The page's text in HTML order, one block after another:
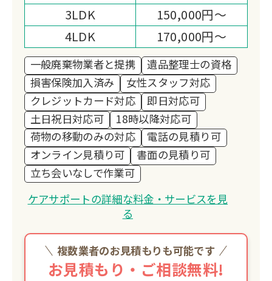
また、貴金属や骨董品の買取・回収で
は、お預かりしたお品を次の価値へと生
かすとともに、その一部を ユニセフ募
金 として寄付する活動を続けておりま
す。
お客様の想いが、やがて子どもたちの未
来を支える力となる。
そんな「つながり」を生み出せること
が、私たちの誇りです。
私たちが目指しているのは、「困ったと
きに一番に思い出していただける存
と温かさを忘れず、これからも地域の皆
さまと共に歩んでまいります。
3LDK
150,000円～
4LDK
170,000円～
一般廃棄物業者と提携
遺品整理士の資格
損害保険加入済み
女性スタッフ対応
クレジットカード対応
即日対応可
土日祝日対応可
18時以降対応可
荷物の移動のみの対応
電話の見積り可
オンライン見積り可
書面の見積り可
立ち会いなしで作業可
ケアサポートの詳細な料金・サービスを見
る
複数業者のお見積もりも可能です
お見積もり・ご相談無料!